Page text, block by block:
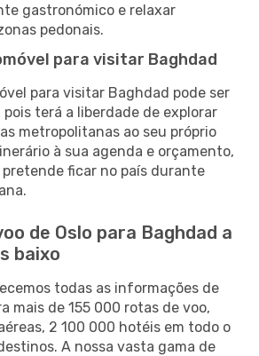
gastronómico e relaxar
pedonais.
para visitar Baghdad
para visitar Baghdad pode ser
terá a liberdade de explorar
metropolitanas ao seu próprio
à sua agenda e orçamento,
ficar no país durante
de Oslo para Baghdad a
baixo
todas as informações de
mais de 155 000 rotas de voo,
2 100 000 hotéis em todo o
A nossa vasta gama de